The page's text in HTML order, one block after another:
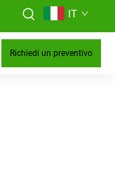
IT
Richiedi un preventivo